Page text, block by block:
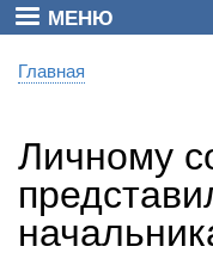
МЕНЮ
Строка
Главная
Личному